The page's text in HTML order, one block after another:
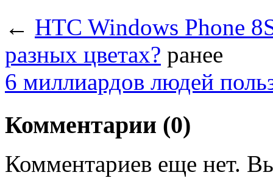
← HTC Windows Phone
разных цветах? ранее
6 миллиардов людей
Комментарии (0)
Комментариев еще нет.